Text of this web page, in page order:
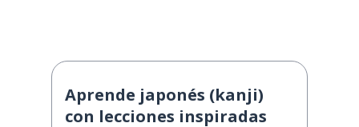
Aprende japonés (kanji)
con lecciones inspiradas